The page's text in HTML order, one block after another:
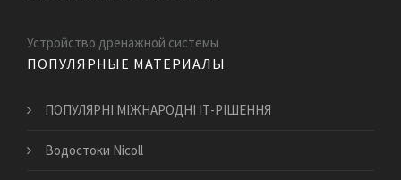
Устройство дренажной системы
ПОПУЛЯРНЫЕ МАТЕРИАЛЫ
ПОПУЛЯРНІ МІЖНАРОДНІ ІТ-РІШЕННЯ
Водостоки Nicoll